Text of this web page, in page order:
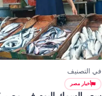
في التصنيف
أخبار مصر